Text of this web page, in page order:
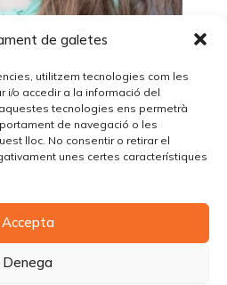
de galetes
utilitzem tecnologies com les
i/o accedir a la informació del
tecnologies ens permetrà
de navegació o les
lloc. No consentir o retirar el
unes certes característiques
Accepta
Denega
para publicar un
Agency
Agency
de cookies